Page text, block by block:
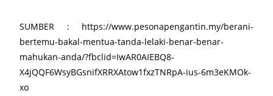
SUMBER : https://www.pesonapengantin.my/berani-
bertemu-bakal-mentua-tanda-lelaki-benar-benar-
mahukan-anda/?fbclid=IwAR0AIEBQ8-
X4jQQF6WsyBGsnifXRRXAtow1fxzTNRpA-ius-6m3eKMOk-
xo